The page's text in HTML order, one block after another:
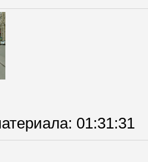
: 01:31:31